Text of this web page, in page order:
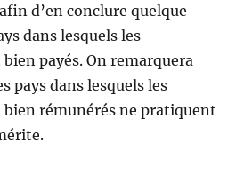
d’en conclure quelque
dans lesquels les
payés. On remarquera
pays dans lesquels les
bien rémunérés ne pratiquent